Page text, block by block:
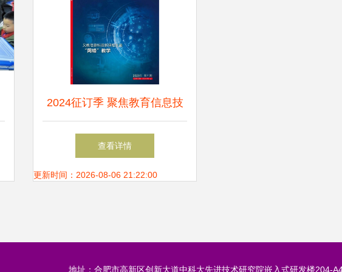
2024征订季 聚焦教育信息技
术的前沿探索——《中国信息
技术教育》杂志欢迎订阅
查看详情
更新时间：2026-08-06 21:22:00
地址：合肥市高新区创新大道中科大先进技术研究院嵌入式研发楼204-